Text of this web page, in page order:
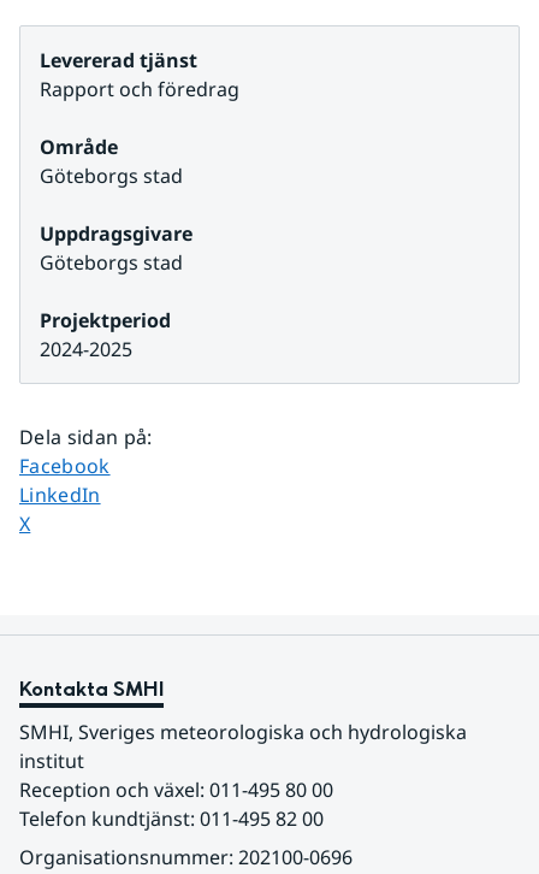
Levererad tjänst
Rapport och föredrag
Område
Göteborgs stad
Uppdragsgivare
Göteborgs stad
Projektperiod
2024-2025
Dela sidan på:
Dela sidan på
Facebook
Dela sidan på
LinkedIn
Dela sidan på
X
Kontakta SMHI
SMHI, Sveriges meteorologiska och hydrologiska
institut
Reception och växel: 011-495 80 00
Telefon kundtjänst: 011-495 82 00
Organisationsnummer: 202100-0696